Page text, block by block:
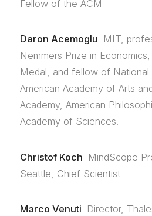
Fellow of the ACM
Daron Acemoglu MIT,
Nemmers Prize in
Medal, and fellow of
American Academy of Arts
Academy, American
Academy of Sciences.
Christof Koch MindScope
Seattle, Chief Scientist
Marco Venuti Director,